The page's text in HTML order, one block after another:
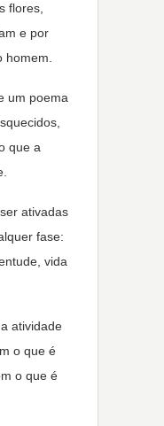
flores,
e por
homem.
um poema
que a
ativadas
fase:
vida
atividade
o que é
o que é